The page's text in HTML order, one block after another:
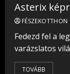
Asterix
FÉSZEKOTTHON
Fedezd fel a
varázslatos
TOVÁBB